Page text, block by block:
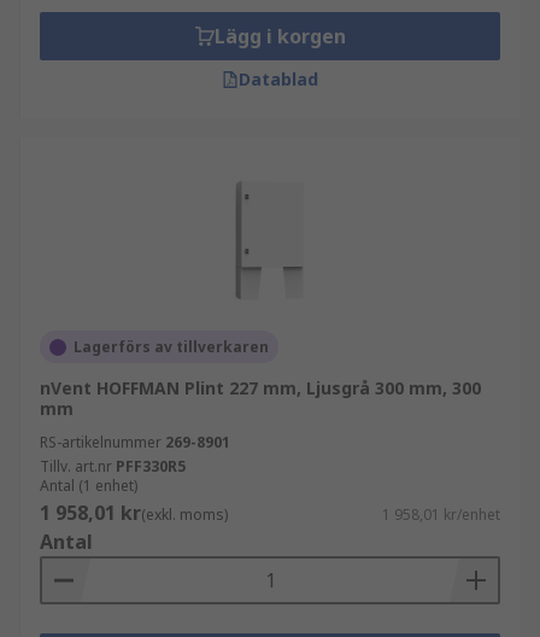
Lägg i korgen
Datablad
Lagerförs av tillverkaren
nVent HOFFMAN Plint 227 mm, Ljusgrå 300 mm, 300
mm
RS-artikelnummer 269-8901
Tillv. art.nr PFF330R5
Antal (1 enhet)
1 958,01 kr(exkl. moms) 1 958,01 kr/enhet
Antal